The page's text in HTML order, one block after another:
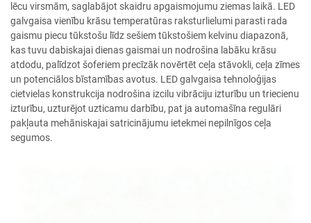
lēcu virsmām, saglabājot skaidru apgaismojumu ziemas laikā. LED
galvgaisa vienību krāsu temperatūras raksturlielumi parasti rada
gaismu piecu tūkstošu līdz sešiem tūkstošiem kelvinu diapazonā,
kas tuvu dabiskajai dienas gaismai un nodrošina labāku krāsu
atdodu, palīdzot šoferiem precīzāk novērtēt ceļa stāvokli, ceļa zīmes
un potenciālos bīstamības avotus. LED galvgaisa tehnoloģijas
cietvielas konstrukcija nodrošina izcilu vibrāciju izturību un triecienu
izturību, uzturējot uzticamu darbību, pat ja automašīna regulāri
pakļauta mehāniskajai satricinājumu ietekmei nepilnīgos ceļa
segumos.